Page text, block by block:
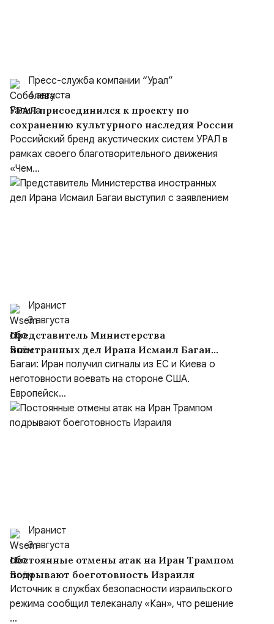
Пресс-служба компании “Урал”
4 августа
УРАЛ присоединился к проекту по
сохранению культурного наследия России
Российский бренд акустических систем УРАЛ в
рамках своего благотворительного движения
«Чем...
Иранист
3 августа
Представитель Министерства
иностранных дел Ирана Исмаил Багаи
выступил с заявлением
Багаи: Иран получил сигналы из ЕС и Киева о
неготовности воевать на стороне США.
Европейск...
Иранист
3 августа
Постоянные отмены атак на Иран Трампом
подрывают боеготовность Израиля
Источник в службах безопасности израильского
режима сообщил телеканалу «Кан», что решение
...